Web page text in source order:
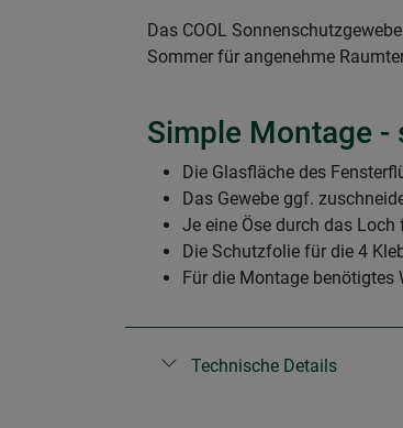
Das COOL
Sommer für angenehme
Simple Montage -
Die Glasfläche des
Das Gewebe ggf.
Je eine Öse durch das Loch
Die Schutzfolie für die 4
Für die Montage benötigtes
Technische Details